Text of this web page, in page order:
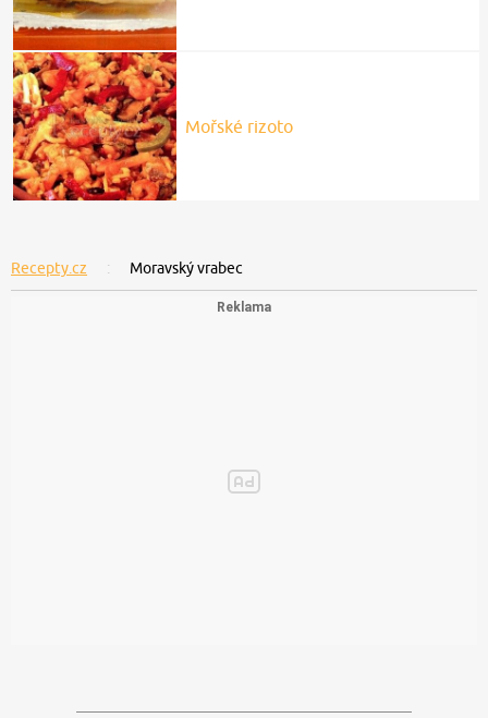
Mořské rizoto
Recepty.cz Moravský vrabec